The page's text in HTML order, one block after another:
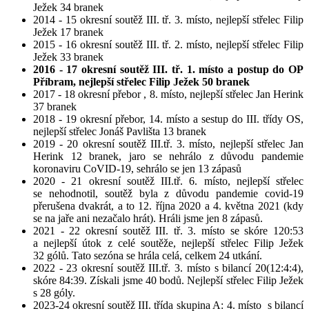
Ježek 34 branek
2014 - 15 okresní soutěž III. tř. 3. místo, nejlepší střelec Filip
Ježek 17 branek
2015 - 16 okresní soutěž III. tř. 2. místo, nejlepší střelec Filip
Ježek 33 branek
2016 - 17 okresní soutěž III. tř. 1. místo a postup do OP
Příbram, nejlepší střelec Filip Ježek 50 branek
2017 - 18 okresní přebor , 8. místo, nejlepší střelec Jan Herink
37 branek
2018 - 19 okresní přebor, 14. místo a sestup do III. třídy OS,
nejlepší střelec Jonáš Pavlišta 13 branek
2019 - 20 okresní soutěž III.tř. 3. místo, nejlepší střelec Jan
Herink 12 branek, jaro se nehrálo z důvodu pandemie
koronaviru CoVID-19, sehrálo se jen 13 zápasů
2020 - 21 okresní soutěž III.tř. 6. místo, nejlepší střelec
se nehodnotil, soutěž byla z důvodu pandemie covid-19
přerušena dvakrát, a to 12. října 2020 a 4. května 2021 (kdy
se na jaře ani nezačalo hrát). Hráli jsme jen 8 zápasů.
2021 - 22 okresní soutěž III. tř. 3. místo se skóre 120:53
a nejlepší útok z celé soutěže, nejlepší střelec Filip Ježek
32 gólů. Tato sezóna se hrála celá, celkem 24 utkání.
2022 - 23 okresní soutěž III.tř. 3. místo s bilancí 20(12:4:4),
skóre 84:39. Získali jsme 40 bodů. Nejlepší střelec Filip Ježek
s 28 góly.
2023-24 okresní soutěž III. třída skupina A: 4. místo s bilancí